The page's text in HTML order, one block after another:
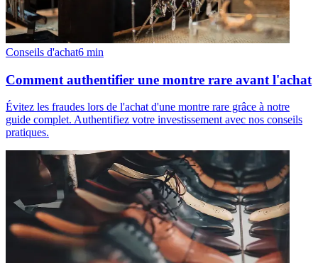
Conseils d'achat6 min
Comment authentifier une montre rare avant l'achat
Évitez les fraudes lors de l'achat d'une montre rare grâce à notre
guide complet. Authentifiez votre investissement avec nos conseils
pratiques.